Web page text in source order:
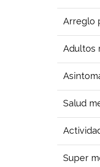
Arreglo
Adultos
Salud
Super